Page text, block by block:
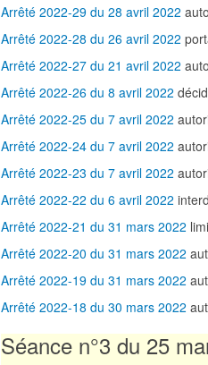
Arrêté 2022-29 du 28 avril 2022
Arrêté 2022-28 du 26 avril 2022
Arrêté 2022-27 du 21 avril 2022
Arrêté 2022-26 du 8 avril 2022
Arrêté 2022-25 du 7 avril 2022
Arrêté 2022-24 du 7 avril 2022
Arrêté 2022-23 du 7 avril 2022
Arrêté 2022-22 du 6 avril 2022
Arrêté 2022-21 du 31 mars 2022
Arrêté 2022-20 du 31 mars 2022
Arrêté 2022-19 du 31 mars 2022
Arrêté 2022-18 du 30 mars 2022
Séance n°3 du 25